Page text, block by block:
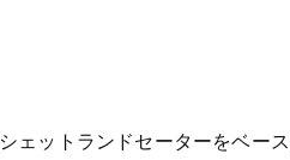
シェットランドセーターをベー